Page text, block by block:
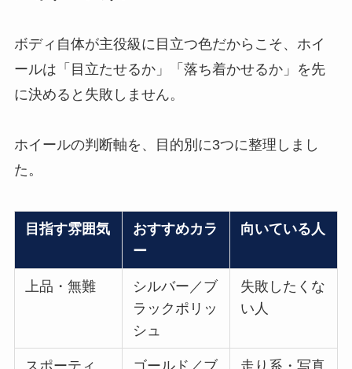
ボディ自体が主役級に目立つ色だからこそ、ホイ
ールは「目立たせるか」「落ち着かせるか」を先
に決めると失敗しません。
ホイールの判断軸を、目的別に3つに整理しまし
た。
目指す雰囲気
おすすめカラ
ー
向いている人
上品・無難
シルバー／ブ
ラックポリッ
シュ
失敗したくな
い人